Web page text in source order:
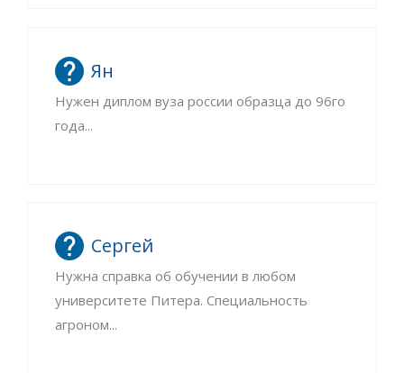
Ян
Нужен диплом вуза россии образца до 96го
года...
Сергей
Нужна справка об обучении в любом
университете Питера. Специальность
агроном...